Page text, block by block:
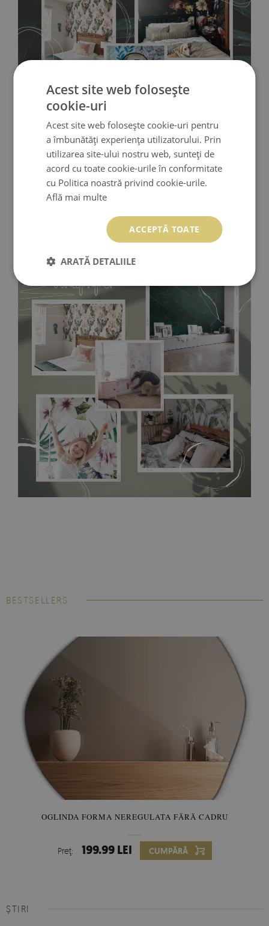
Fototapet din vinil- durabilitate și rezistență. Vinilul este un
material rezistent la temperaturi ridicate și umezeală, iar
datorită bazei din vlies este rezistent și la întindere și
deformare, astfel încât poate fi folosit cu succes în bucatarie
sau în baie. Tapetul din vinil este rezistent și la amprente, este
suficient să-l ștergeți din când în când cu o lavetă umedă.
Montarea necesită utilizarea unui adeziv dedicat pentru
tapetul de vinil!
Fototapetul laminat
rezistent la umiditate și temperatură, astfel încât poate deveni
un decor original al bucătăriei și al băii, iar culorile sale își vor
păstra intensitatea ani de zile. Montarea nu necesită adeziv de
tapet, deoarece materialul este autoadeziv.
BESTSELLERS
OGLINDA FORMA NEREGULATA FĂRĂ CADRU
Preţ: 199.99 LEI CUMPĂRĂ
ȘTIRI
Acest site web folosește
cookie-uri
Acest site web folosește cookie-uri pentru
a îmbunătăți experiența utilizatorului. Prin
utilizarea site-ului nostru web, sunteți de
acord cu toate cookie-urile în conformitate
cu Politica noastră privind cookie-urile.
Află mai multe
ACCEPTĂ TOATE
ARATĂ DETALIILE